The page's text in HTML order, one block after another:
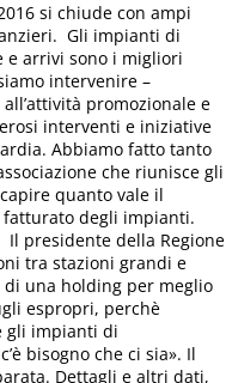
si chiude con ampi
Gli impianti di
e arrivi sono i migliori
intervenire –
promozionale e
interventi e iniziative
Abbiamo fatto tanto
che riunisce gli
quanto vale il
fatturato degli impianti.
presidente della Regione
tra stazioni grandi e
una holding per meglio
espropri, perchè
gli impianti di
bisogno che ci sia». Il
Dettagli e altri dati,